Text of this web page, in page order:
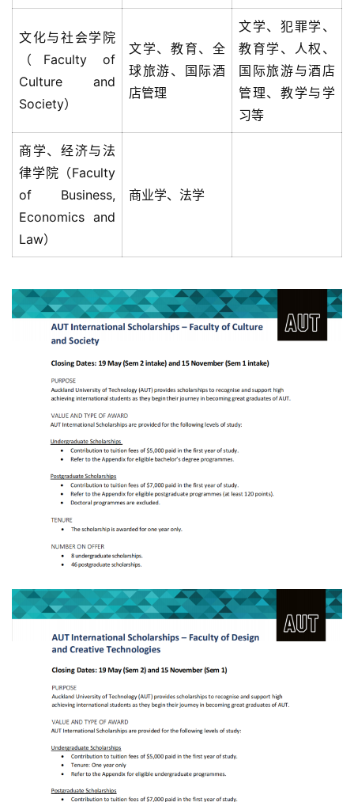
文化与社会学院
（Faculty of
Culture and
Society）
文学、教育、全
球旅游、国际酒
店管理
文学、犯罪学、
教育学、人权、
国际旅游与酒店
管理、教学与学
习等
商学、经济与法
律学院（Faculty
of Business,
Economics and
Law）
商业学、法学